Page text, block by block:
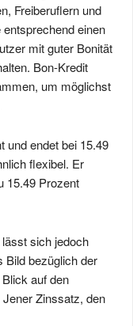
Freiberuflern und
einen
mit guter Bonität
Bon-Kredit
um möglichst
und endet bei 15.49
flexibel. Er
15.49 Prozent
sich jedoch
Bild bezüglich der
auf den
Zinssatz, den